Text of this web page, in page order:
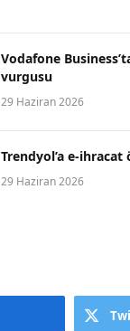
Vodafone
vurgusu
29 Haziran 2026
Trendyol’a e-ihracat
29 Haziran 2026